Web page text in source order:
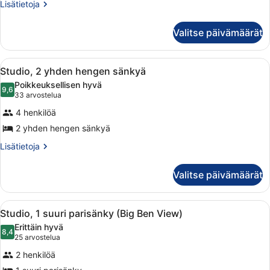
parisänky
Lisätietoja
Lisätietoja
suuri
parisänky
Valitse päivämäärät
Avaa
kaikki
huonetyypin
Studio,
2
yhden
hengen
Hotellihuone, jossa on kaksi
8
Studio, 2 yhden hengen sänkyä
9,69,6 kautta 10
Poikkeuksellisen hyvä
33 arvostelua
(33
arvostelua)
4 henkilöä
2 yhden hengen sänkyä
Lisätietoja
Lisätietoja
yhden
hengen
sänkyä
Valitse päivämäärät
Avaa
kaikki
huonetyypin
Studio,
1
Moderni hotellihuone, jossa on
7
Studio, 1 suuri parisänky (Big Ben View)
8,48,4 kautta 10
Erittäin hyvä
25 arvostelua
(25
arvostelua)
2 henkilöä